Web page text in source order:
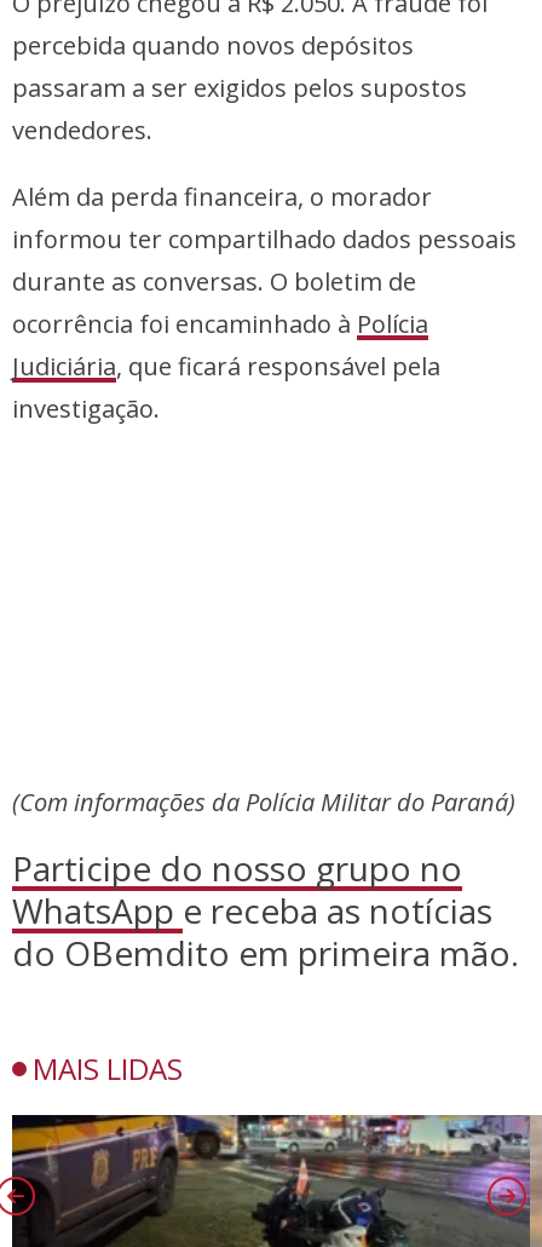
percebida quando novos depósitos
passaram a ser exigidos pelos supostos
vendedores.
Além da perda financeira, o morador
informou ter compartilhado dados pessoais
durante as conversas. O boletim de
ocorrência foi encaminhado à Polícia
Judiciária, que ficará responsável pela
investigação.
(Com informações da Polícia Militar do Paraná)
Participe do nosso grupo no
WhatsApp e receba as notícias
do OBemdito em primeira mão.
MAIS LIDAS